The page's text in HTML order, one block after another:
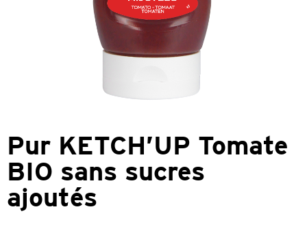
Pur KETCH’UP Tomate
BIO sans sucres
ajoutés